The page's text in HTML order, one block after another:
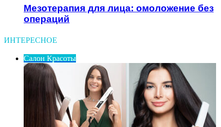
Мезотерапия для лица: омоложение без
операций
ИНТЕРЕСНОЕ
Салон Красоты